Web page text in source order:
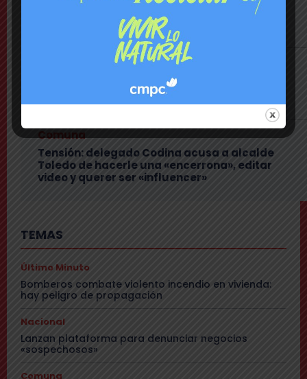
Municipio presenta mapa de daños viales y
anuncia plan integral de pavimentación
Delincuentes realizan violento turbazo en
Puente Alto y disparan al aire tras alerta de
vecinos
Comuna
Tensión: delegado Codina acusa a alcalde
Toledo de hacerle una «encerrona», editar
video y querer ser «influencer»
TEMAS
Último Minuto
Bomberos combate violento incendio en vivienda:
hay peligro de propagación
Nacional
Lanzan plataforma para denunciar negocios
«sospechosos»
Comuna